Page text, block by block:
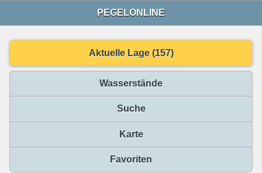
PEGELONLINE
Aktuelle Lage (157)
Wasserstände
Suche
Karte
Favoriten